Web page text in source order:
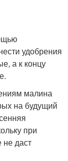
удобрения
а к концу
малина
на будущий
при
не даст